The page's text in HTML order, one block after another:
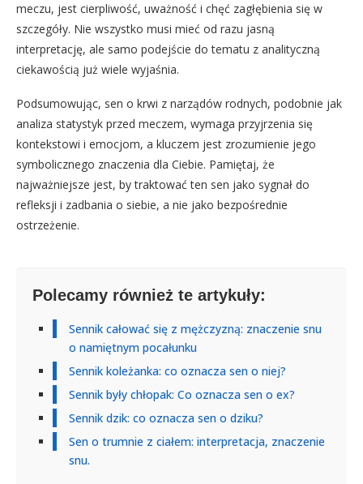
meczu, jest cierpliwość, uważność i chęć zagłębienia się w
szczegóły. Nie wszystko musi mieć od razu jasną
interpretację, ale samo podejście do tematu z analityczną
ciekawością już wiele wyjaśnia.
Podsumowując, sen o krwi z narządów rodnych, podobnie jak
analiza statystyk przed meczem, wymaga przyjrzenia się
kontekstowi i emocjom, a kluczem jest zrozumienie jego
symbolicznego znaczenia dla Ciebie. Pamiętaj, że
najważniejsze jest, by traktować ten sen jako sygnał do
refleksji i zadbania o siebie, a nie jako bezpośrednie
ostrzeżenie.
Polecamy również te artykuły:
Sennik całować się z mężczyzną: znaczenie snu
o namiętnym pocałunku
Sennik koleżanka: co oznacza sen o niej?
Sennik były chłopak: Co oznacza sen o ex?
Sennik dzik: co oznacza sen o dziku?
Sen o trumnie z ciałem: interpretacja, znaczenie
snu.